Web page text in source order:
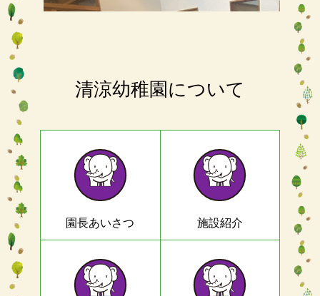
清涼幼稚園について
園長あいさつ 施設紹介